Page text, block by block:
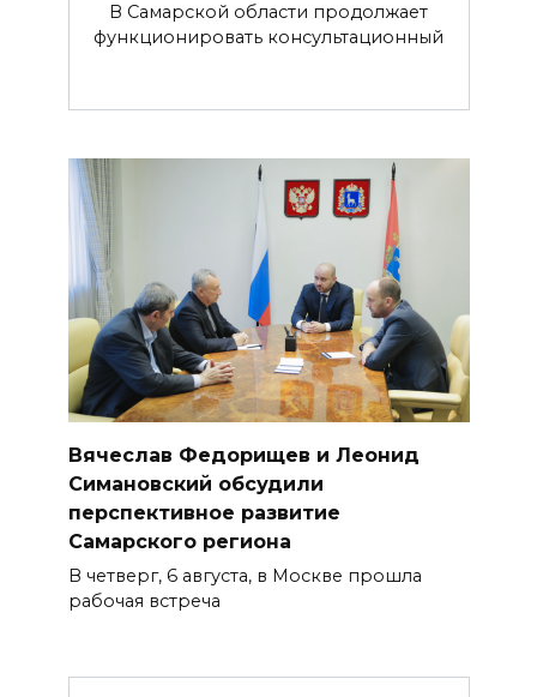
В Самарской области продолжает
функционировать консультационный
Вячеслав Федорищев и Леонид
Симановский обсудили
перспективное развитие
Самарского региона
В четверг, 6 августа, в Москве прошла
рабочая встреча